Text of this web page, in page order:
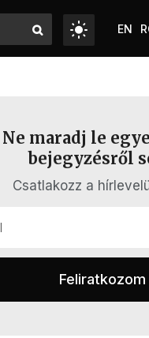
EN
Ne maradj le
bejegyzésről
Csatlakozz a